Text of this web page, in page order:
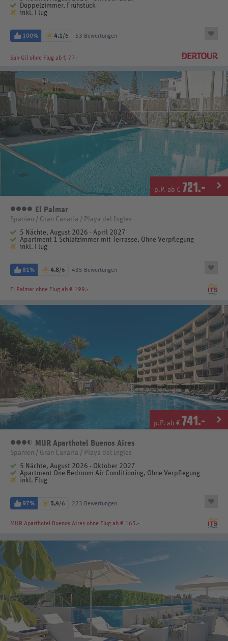
Doppelzimmer, Frühstück
inkl. Flug
100% 4,1/6 53 Bewertungen
San Gil ohne Flug ab € 77.-
p.P. ab € 721.-
4 Sterne
El Palmar
Spanien / Gran Canaria / Playa del Ingles
5 Nächte, August 2026 - April 2027
Apartment 1 Schlafzimmer mit Terrasse, Ohne Verpflegung
inkl. Flug
81% 4,8/6 435 Bewertungen
El Palmar ohne Flug ab € 199.-
p.P. ab € 741.-
3,5 Sterne
MUR Aparthotel Buenos Aires
Spanien / Gran Canaria / Playa del Ingles
5 Nächte, August 2026 - Oktober 2027
Apartment One Bedroom Air Conditioning, Ohne Verpflegung
inkl. Flug
97% 5,4/6 223 Bewertungen
MUR Aparthotel Buenos Aires ohne Flug ab € 165.-